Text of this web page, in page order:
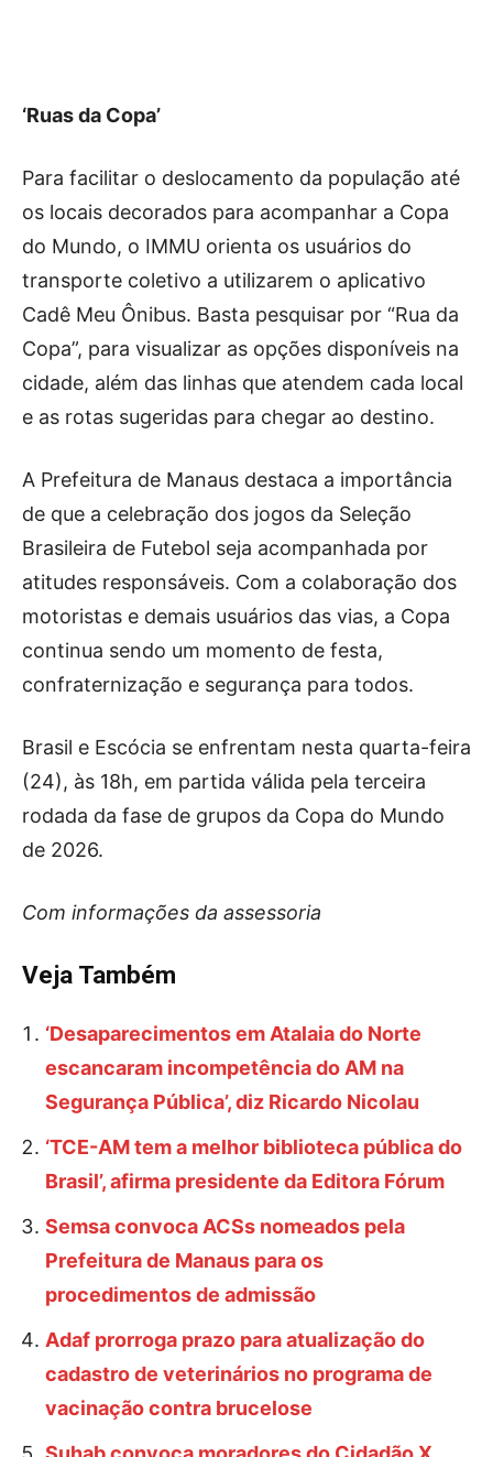
‘Ruas da Copa’
Para facilitar o deslocamento da população até
os locais decorados para acompanhar a Copa
do Mundo, o IMMU orienta os usuários do
transporte coletivo a utilizarem o aplicativo
Cadê Meu Ônibus. Basta pesquisar por “Rua da
Copa”, para visualizar as opções disponíveis na
cidade, além das linhas que atendem cada local
e as rotas sugeridas para chegar ao destino.
A Prefeitura de Manaus destaca a importância
de que a celebração dos jogos da Seleção
Brasileira de Futebol seja acompanhada por
atitudes responsáveis. Com a colaboração dos
motoristas e demais usuários das vias, a Copa
continua sendo um momento de festa,
confraternização e segurança para todos.
Brasil e Escócia se enfrentam nesta quarta-feira
(24), às 18h, em partida válida pela terceira
rodada da fase de grupos da Copa do Mundo
de 2026.
Com informações da assessoria
Veja Também
‘Desaparecimentos em Atalaia do Norte
escancaram incompetência do AM na
Segurança Pública’, diz Ricardo Nicolau
‘TCE-AM tem a melhor biblioteca pública do
Brasil’, afirma presidente da Editora Fórum
Semsa convoca ACSs nomeados pela
Prefeitura de Manaus para os
procedimentos de admissão
Adaf prorroga prazo para atualização do
cadastro de veterinários no programa de
vacinação contra brucelose